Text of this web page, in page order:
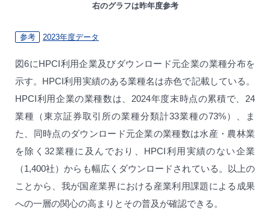
右のグラフは昨年度参考
参考 2023年度データ
図6にHPCI利用企業及びダウンロード元企業の業種分布を
示す。HPCI利用実績のある業種名は赤色で記載している。
HPCI利用企業の業種数は、2024年度末時点の累積で、24
業種（東京証券取引所の業種分類計33業種の73%）、ま
た、同時点のダウンロード元企業の業種数は水産・農林業
を除く32業種に及んでおり、HPCI利用実績のない企業
（1,400社）からも幅広くダウンロードされている。以上の
ことから、我が国産業界における産業利用課題による成果
への一層の関心の高まりとその普及が確認できる。